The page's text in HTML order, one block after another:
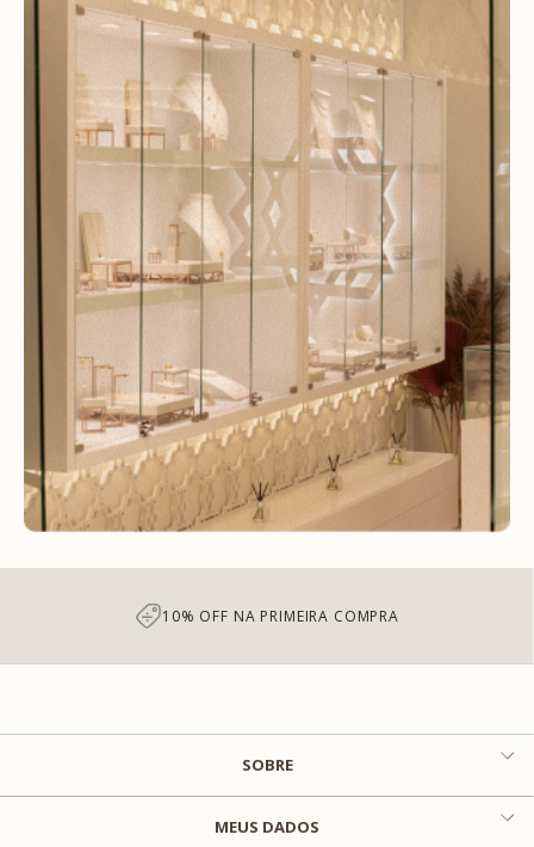
10% OFF NA PRIMEIRA COMPRA
SOBRE
MEUS DADOS